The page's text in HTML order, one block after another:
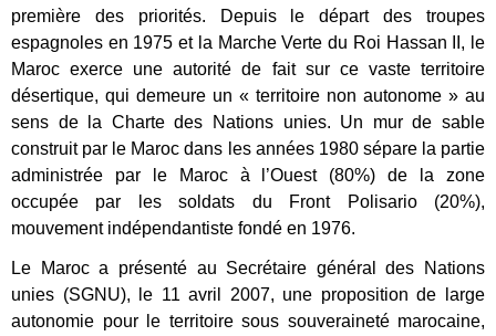
première des priorités. Depuis le départ des troupes
espagnoles en 1975 et la Marche Verte du Roi Hassan II, le
Maroc exerce une autorité de fait sur ce vaste territoire
désertique, qui demeure un « territoire non autonome » au
sens de la Charte des Nations unies. Un mur de sable
construit par le Maroc dans les années 1980 sépare la partie
administrée par le Maroc à l’Ouest (80%) de la zone
occupée par les soldats du Front Polisario (20%),
mouvement indépendantiste fondé en 1976.
Le Maroc a présenté au Secrétaire général des Nations
unies (SGNU), le 11 avril 2007, une proposition de large
autonomie pour le territoire sous souveraineté marocaine,